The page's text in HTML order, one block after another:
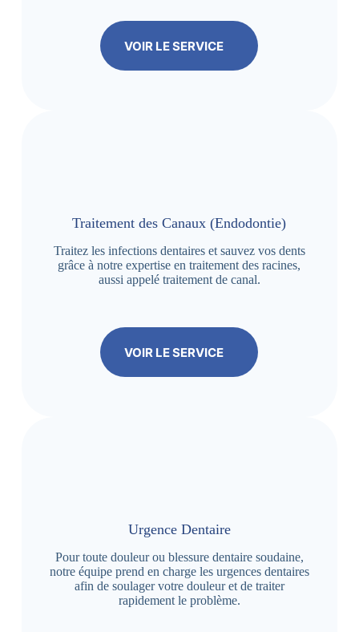
VOIR LE SERVICE
Traitement des Canaux (Endodontie)
Traitez les infections dentaires et sauvez vos dents
grâce à notre expertise en traitement des racines,
aussi appelé traitement de canal.
VOIR LE SERVICE
Urgence Dentaire
Pour toute douleur ou blessure dentaire soudaine,
notre équipe prend en charge les urgences dentaires
afin de soulager votre douleur et de traiter
rapidement le problème.